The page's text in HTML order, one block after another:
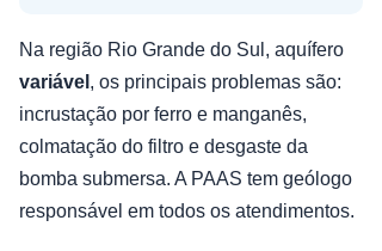
Na região Rio Grande do Sul, aquífero
variável , os principais problemas são:
incrustação por ferro e manganês,
colmatação do filtro e desgaste da
bomba submersa. A PAAS tem geólogo
responsável em todos os atendimentos.